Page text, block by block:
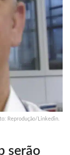
Reprodução/Linkedin.
serão